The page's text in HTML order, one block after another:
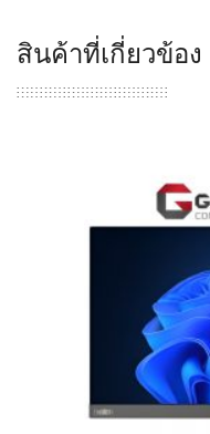
สินค้าที่เกี่ยวข้อง